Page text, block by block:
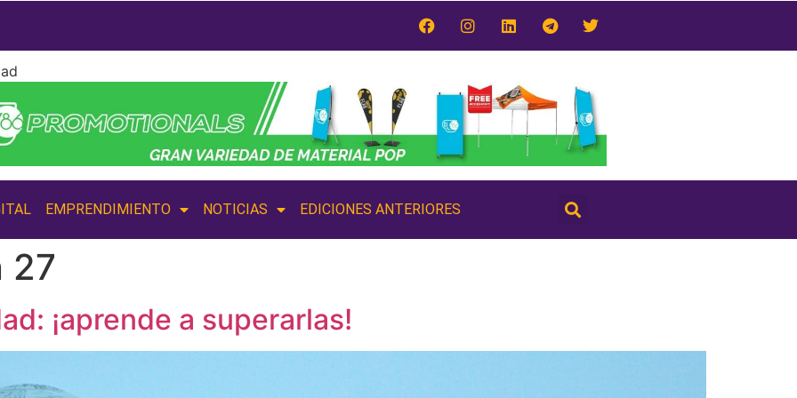
EMPRENDIMIENTO NOTICIAS EDICIONES ANTERIORES
27
¡aprende a superarlas!